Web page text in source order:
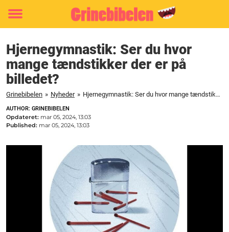
Toggle
Hjernegymnastik: Ser du hvor
mange tændstikker der er på
billedet?
Grinebibelen » Nyheder » Hjernegymnastik: Ser du hvor mange tændstikker der er på billedet?
AUTHOR: GRINEBIBELEN
Opdateret: mar 05, 2024, 13:03
Published: mar 05, 2024, 13:03